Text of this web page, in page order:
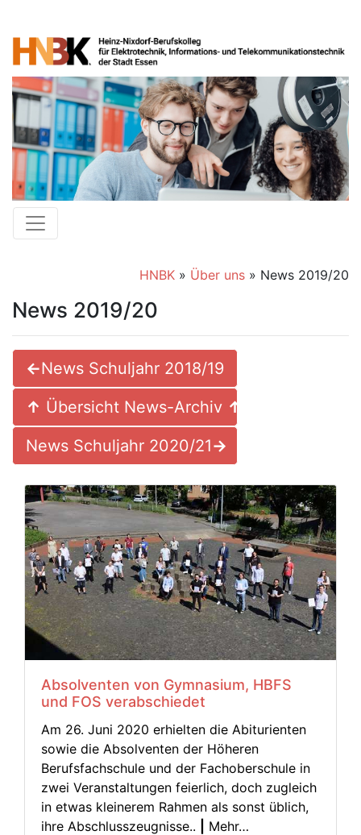
HNBK» Über uns» News 2019/20
News 2019/20
←News Schuljahr 2018/19
↑ Übersicht News-Archiv ↑
News Schuljahr 2020/21→
Absolventen von Gymnasium, HBFS
und FOS verabschiedet
Am 26. Juni 2020 erhielten die Abiturienten
sowie die Absolventen der Höheren
Berufsfachschule und der Fachoberschule in
zwei Veranstaltungen feierlich, doch zugleich
in etwas kleinerem Rahmen als sonst üblich,
ihre Abschlusszeugnisse..
Mehr…